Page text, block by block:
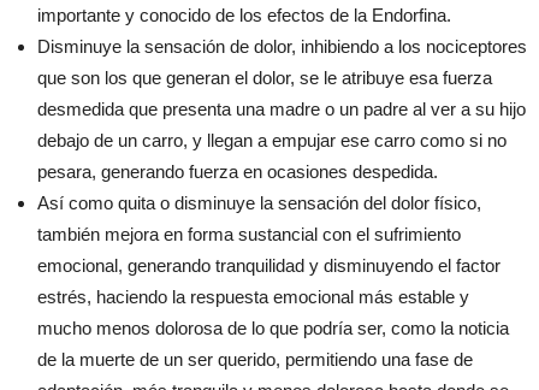
importante y conocido de los efectos de la Endorfina.
Disminuye la sensación de dolor, inhibiendo a los nociceptores
que son los que generan el dolor, se le atribuye esa fuerza
desmedida que presenta una madre o un padre al ver a su hijo
debajo de un carro, y llegan a empujar ese carro como si no
pesara, generando fuerza en ocasiones despedida.
Así como quita o disminuye la sensación del dolor físico,
también mejora en forma sustancial con el sufrimiento
emocional, generando tranquilidad y disminuyendo el factor
estrés, haciendo la respuesta emocional más estable y
mucho menos dolorosa de lo que podría ser, como la noticia
de la muerte de un ser querido, permitiendo una fase de